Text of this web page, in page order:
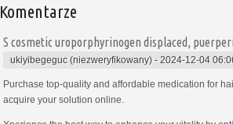
Komentarze
S cosmetic uroporphyrinogen displaced,
ukiyibegeguc (niezweryfikowany) - 2024-12-04
Purchase top-quality and affordable medication for
acquire your solution online.